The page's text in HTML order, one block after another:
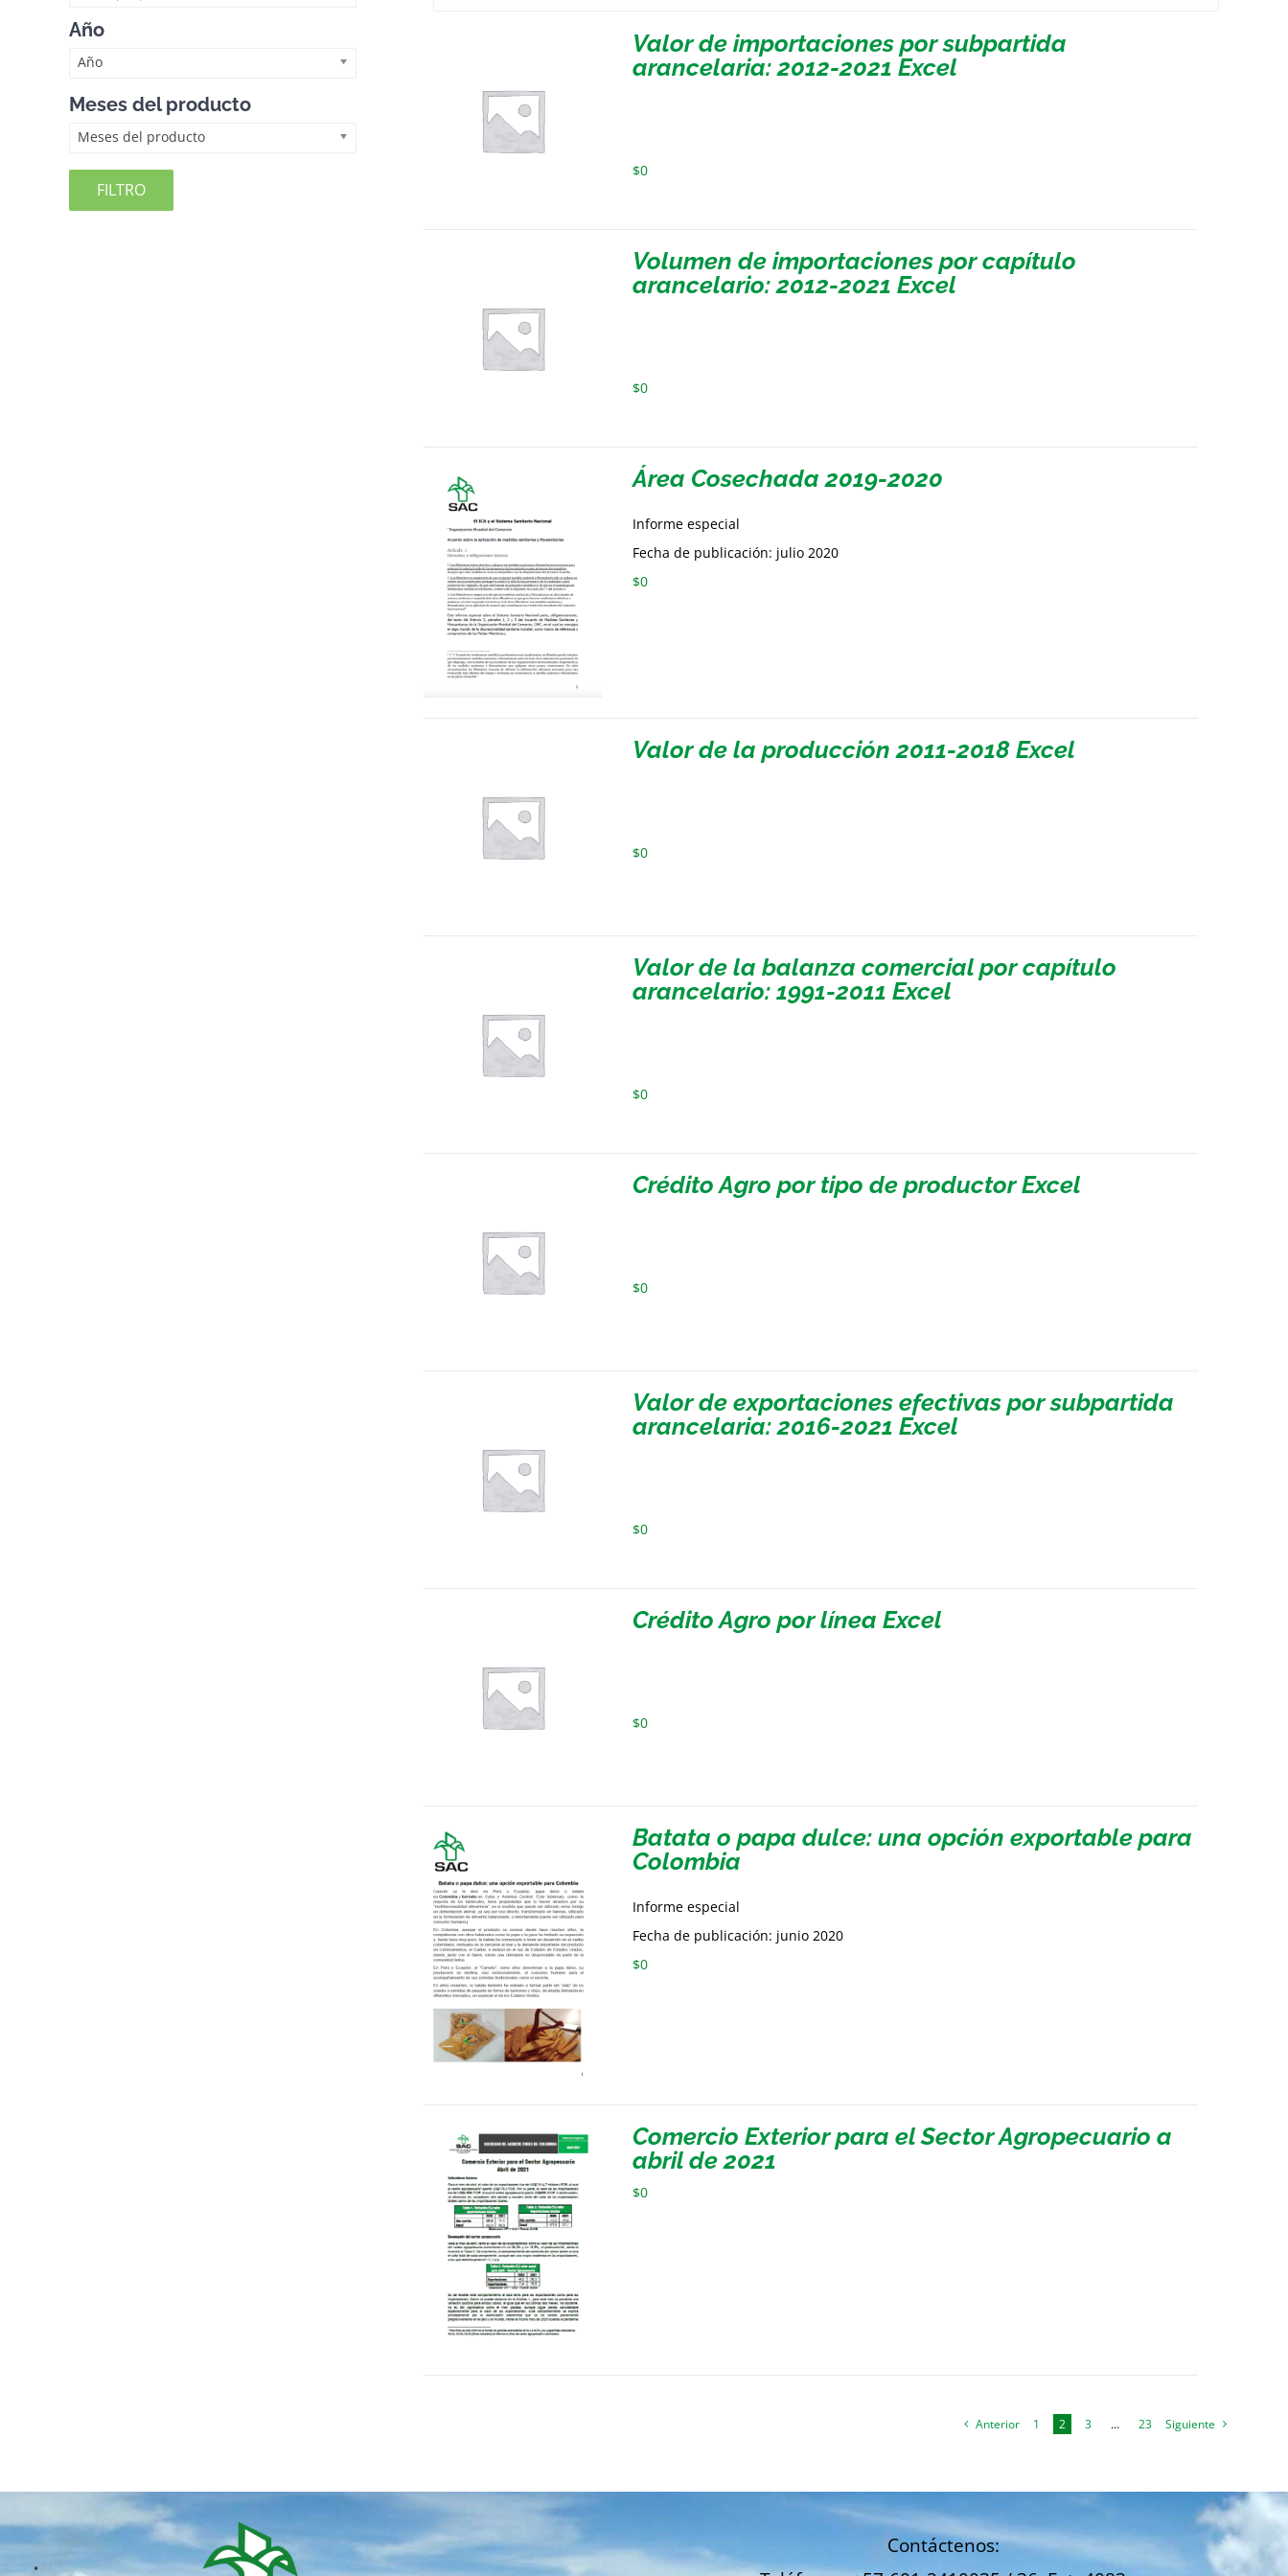
Valor de importaciones por subpartida
arancelaria: 2012-2021 Excel
$0
Volumen de importaciones por capítulo
arancelario: 2012-2021 Excel
$0
Área Cosechada 2019-2020
Informe especial
Fecha de publicación: julio 2020
$0
Valor de la producción 2011-2018 Excel
$0
Valor de la balanza comercial por capítulo
arancelario: 1991-2011 Excel
$0
Crédito Agro por tipo de productor Excel
$0
Valor de exportaciones efectivas por subpartida
arancelaria: 2016-2021 Excel
$0
Crédito Agro por línea Excel
$0
Batata o papa dulce: una opción exportable para
Colombia
Informe especial
Fecha de publicación: junio 2020
$0
Comercio Exterior para el Sector Agropecuario a
abril de 2021
$0
Anterior 1 2 3 … 23 Siguiente
Año
Año
Meses del producto
Meses del producto
FILTRO
Contáctenos: